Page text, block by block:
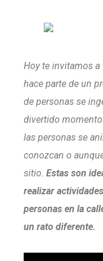
Hoy te invitamos a
hace parte de un
de personas se
divertido
las personas se
conozcan o
sitio. Estas son
realizar
personas en la
un rato diferente.